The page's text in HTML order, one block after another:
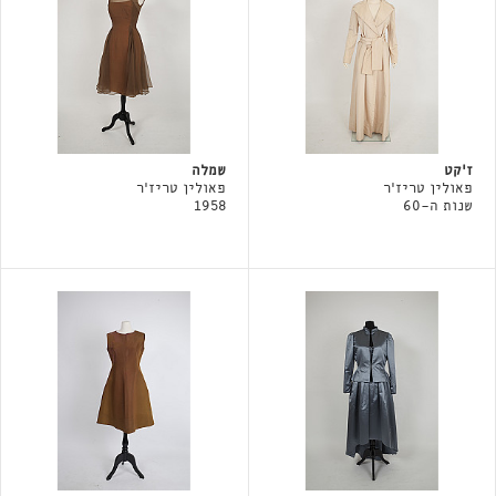
ז׳קט
פאולין טריז'ר
שנות ה-60
שמלה
פאולין טריז'ר
1958